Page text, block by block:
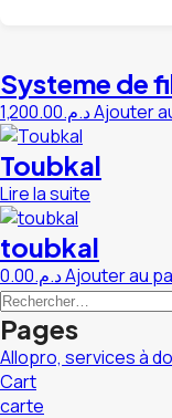
Systeme de
د.م.1,200.00 Ajouter
Toubkal
Lire la suite
toubkal
د.م.0.00
Ajouter au
Rechercher :
Pages
Allopro, services à
Cart
carte